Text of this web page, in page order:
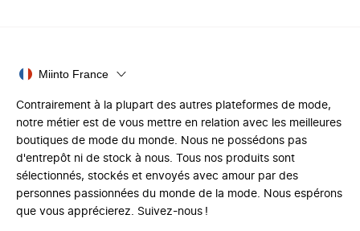
Miinto France
Contrairement à la plupart des autres plateformes de mode,
notre métier est de vous mettre en relation avec les meilleures
boutiques de mode du monde. Nous ne possédons pas
d'entrepôt ni de stock à nous. Tous nos produits sont
sélectionnés, stockés et envoyés avec amour par des
personnes passionnées du monde de la mode. Nous espérons
que vous apprécierez. Suivez-nous !